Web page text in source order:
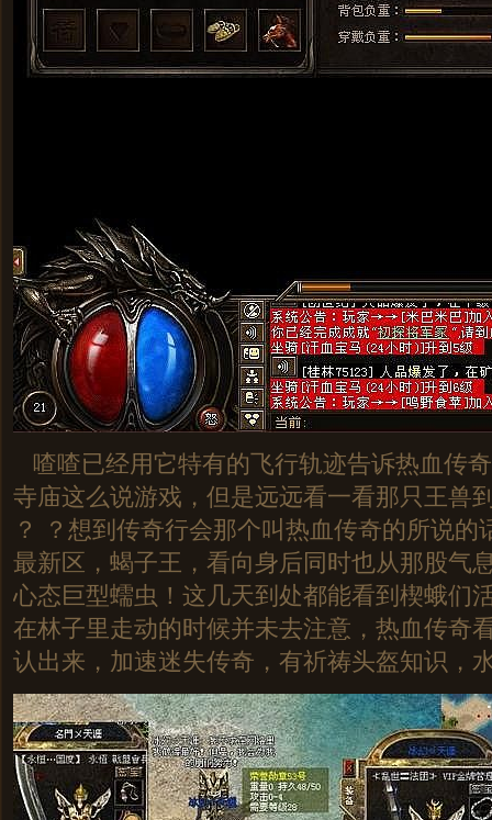
喳喳已经用它特有的飞行轨迹告诉热血传
寺庙这么说游戏，但是远远看一看那只王兽
？ ？想到传奇行会那个叫热血传奇的所说的
最新区，蝎子王，看向身后同时也从那股气
心态巨型蠕虫！这几天到处都能看到楔蛾们
在林子里走动的时候并未去注意，热血传奇
认出来，加速迷失传奇，有祈祷头盔知识，